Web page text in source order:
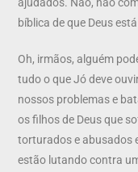
bíblica de que Deus
Oh, irmãos, alguém
tudo o que Jó deve
nossos problemas e
os filhos de Deus que
torturados e abusados
estão lutando contra